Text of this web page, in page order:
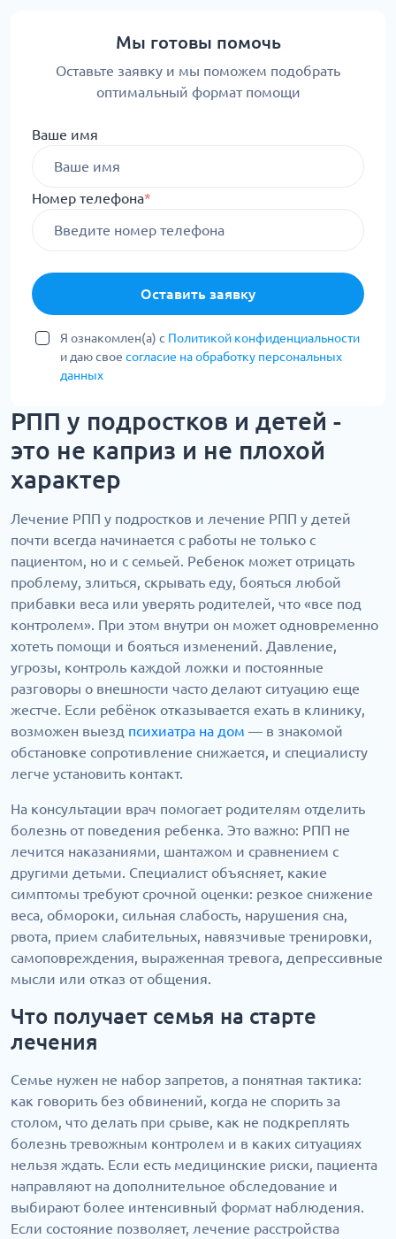
Мы готовы помочь
Оставьте заявку и мы поможем подобрать
оптимальный формат помощи
Ваше имя
Номер телефона*
Оставить заявку
Я ознакомлен(а) с Политикой конфиденциальности
и даю свое согласие на обработку персональных
данных
РПП у подростков и детей -
это не каприз и не плохой
характер
Лечение РПП у подростков и лечение РПП у детей
почти всегда начинается с работы не только с
пациентом, но и с семьей. Ребенок может отрицать
проблему, злиться, скрывать еду, бояться любой
прибавки веса или уверять родителей, что «все под
контролем». При этом внутри он может одновременно
хотеть помощи и бояться изменений. Давление,
угрозы, контроль каждой ложки и постоянные
разговоры о внешности часто делают ситуацию еще
жестче. Если ребёнок отказывается ехать в клинику,
возможен выезд психиатра на дом — в знакомой
обстановке сопротивление снижается, и специалисту
легче установить контакт.
На консультации врач помогает родителям отделить
болезнь от поведения ребенка. Это важно: РПП не
лечится наказаниями, шантажом и сравнением с
другими детьми. Специалист объясняет, какие
симптомы требуют срочной оценки: резкое снижение
веса, обмороки, сильная слабость, нарушения сна,
рвота, прием слабительных, навязчивые тренировки,
самоповреждения, выраженная тревога, депрессивные
мысли или отказ от общения.
Что получает семья на старте
лечения
Семье нужен не набор запретов, а понятная тактика:
как говорить без обвинений, когда не спорить за
столом, что делать при срыве, как не подкреплять
болезнь тревожным контролем и в каких ситуациях
нельзя ждать. Если есть медицинские риски, пациента
направляют на дополнительное обследование и
выбирают более интенсивный формат наблюдения.
Если состояние позволяет, лечение расстройства